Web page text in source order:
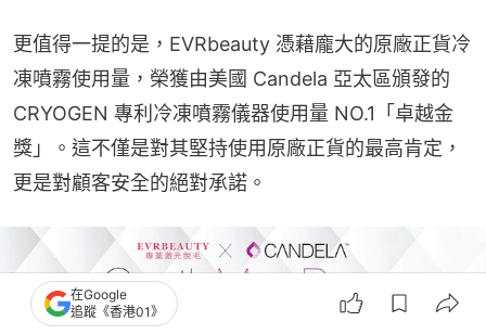
更值得一提的是，EVRbeauty 憑藉龐大的原廠正貨冷
凍噴霧使用量，榮獲由美國 Candela 亞太區頒發的
CRYOGEN 專利冷凍噴霧儀器使用量 NO.1「卓越金
獎」。這不僅是對其堅持使用原廠正貨的最高肯定，
更是對顧客安全的絕對承諾。
在Google
追蹤《香港01》